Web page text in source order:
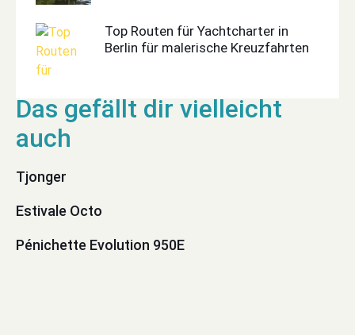
Top Routen für Yachtcharter in
Berlin für malerische Kreuzfahrten
Tjonger
Estivale Octo
Pénichette Evolution 950E